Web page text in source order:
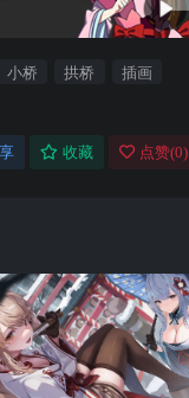
小桥 拱桥
插画
收藏 点赞(0)